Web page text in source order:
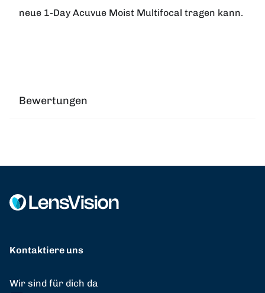
neue 1-Day Acuvue Moist Multifocal tragen kann.
Bewertungen
Kontaktiere uns
Wir sind für dich da